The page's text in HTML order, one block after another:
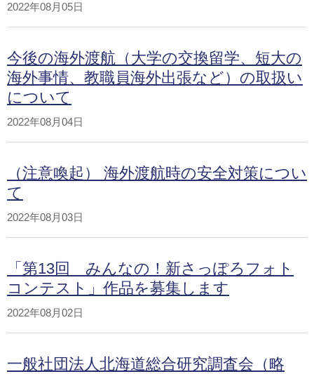
2022年08月05日
今後の海外渡航（大学の交換留学、短大の
海外事情、教職員海外出張など）の取扱い
について
2022年08月04日
（注意喚起） 海外渡航時の安全対策につい
て
2022年08月03日
「第13回 みんなの！新さっぽろフォト
コンテスト」作品を募集します
2022年08月02日
一般社団法人北海道総合研究調査会（略